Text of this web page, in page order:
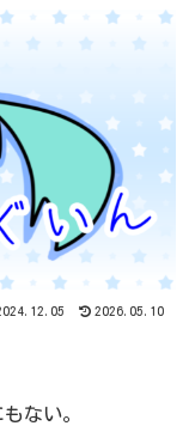
2026.05.10
ない。